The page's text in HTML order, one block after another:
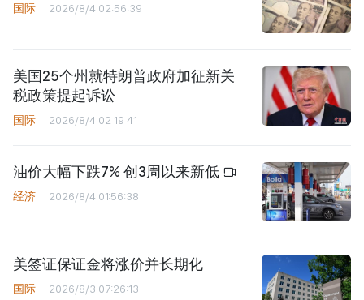
国际 2026/8/4 02:56:39
美国25个州就特朗普政府加征新关
税政策提起诉讼
国际 2026/8/4 02:19:41
油价大幅下跌7% 创3周以来新低
经济 2026/8/4 01:56:38
美签证保证金将涨价并长期化
国际 2026/8/3 07:26:13